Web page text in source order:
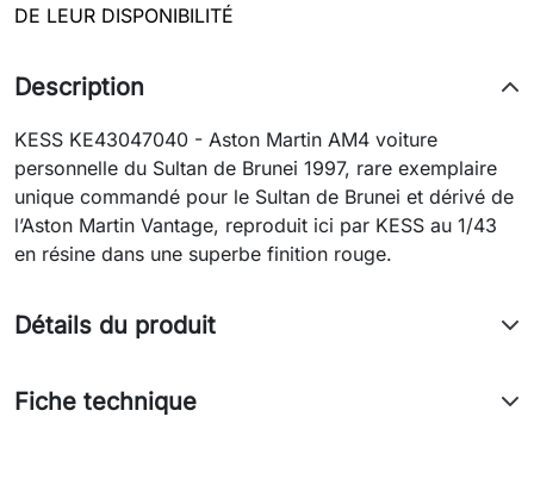
DE LEUR DISPONIBILITÉ
Description
KESS KE43047040 - Aston Martin AM4 voiture
personnelle du Sultan de Brunei 1997, rare exemplaire
unique commandé pour le Sultan de Brunei et dérivé de
l’Aston Martin Vantage, reproduit ici par KESS au 1/43
en résine dans une superbe finition rouge.
Détails du produit
Fiche technique